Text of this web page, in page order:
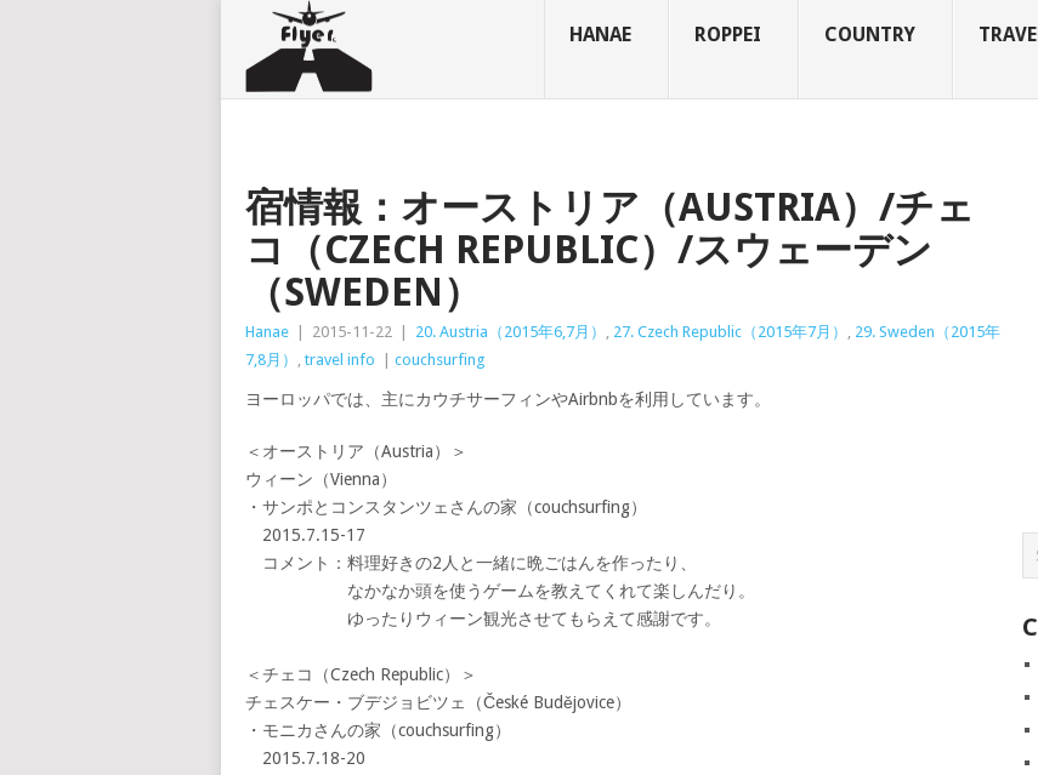
HANAE ROPPEI COUNTRY
宿情報：オーストリア（AUSTRIA）/チェ
コ（CZECH REPUBLIC）/スウェーデン
（SWEDEN）
Hanae 2015-11-22 20. Austria（2015年6,7月） , 27. Czech Republic（2015年7月） , 29. Sweden（2015年
7,8月） , travel info couchsurfing
ヨーロッパでは、主にカウチサーフィンやAirbnbを利用しています。
＜オーストリア（Austria）＞
ウィーン（Vienna）
・サンポとコンスタンツェさんの家（couchsurfing）
2015.7.15-17
コメント：料理好きの2人と一緒に晩ごはんを作ったり、
なかなか頭を使うゲームを教えてくれて楽しんだり。
ゆったりウィーン観光させてもらえて感謝です。
＜チェコ（Czech Republic）＞
チェスケー・ブデジョビツェ（České Budějovice）
・モニカさんの家（couchsurfing）
2015.7.18-20